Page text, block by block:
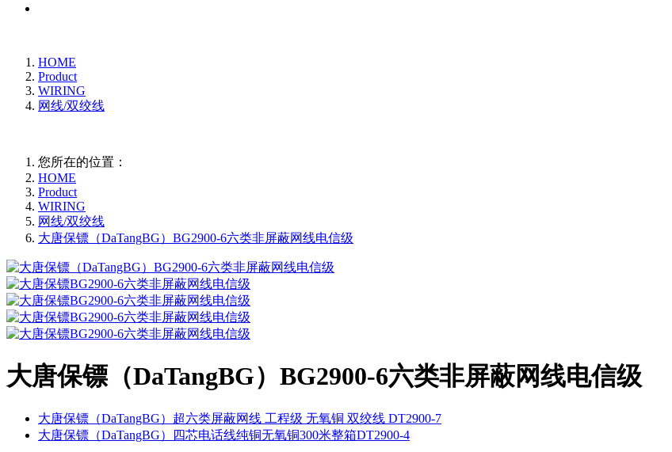
HOME
Product
WIRING
网线/双绞线
您所在的位置：
HOME
Product
WIRING
网线/双绞线
大唐保镖（DaTangBG）BG2900-6六类非屏蔽网线电信级
大唐保镖（DaTangBG）BG2900-6六类非屏蔽网线电信级
大唐保镖（DaTangBG）超六类屏蔽网线 工程级 无氧铜 双绞线 DT2900-7
大唐保镖（DaTangBG）四芯电话线纯铜无氧铜300米整箱DT2900-4